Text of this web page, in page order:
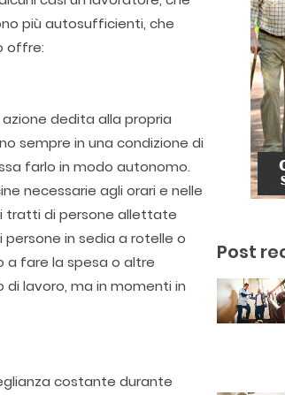
più autosufficienti, che
offre:
dedita alla propria
sempre in una condizione di
farlo in modo autonomo.
necessarie agli orari e nelle
tratti di persone allettate
in sedia a rotelle o
a fare la spesa o altre
lavoro, ma in momenti in
costante durante
Post